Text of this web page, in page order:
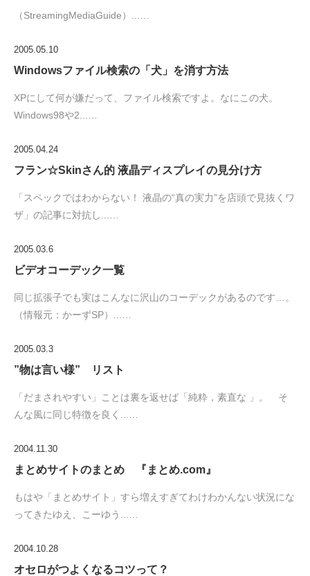
（StreamingMediaGuide）...…
2005.05.10
Windowsファイル検索の「犬」を消す方法
XPにして何が嫌だって、ファイル検索ですよ。なにこの犬。
Windows98や2...…
2005.04.24
フラン☆Skinさん的 液晶ディスプレイの見分け方
「スペックではわからない！ 液晶の“真の実力”を店頭で見抜くワ
ザ」の記事に対抗し...…
2005.03.6
ビデオコーデック一覧
同じ拡張子でも実はこんなに沢山のコーデックがあるのです…。
（情報元：かーずSP）...…
2005.03.3
”物は言い様” リスト
「だまされやすい」ことは裏を返せば「純粋，素直な 」。 そ
んな風に同じ特徴を良く...…
2004.11.30
まとめサイトのまとめ 『まとめ.com』
もはや「まとめサイト」すら増えすぎてわけわかんない状況にな
ってきたゆえ、こーゆう...…
2004.10.28
オセロがつよくなるコツって？